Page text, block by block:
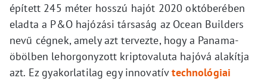
épített 245 méter hosszú hajót 2020 októberében
eladta a P&O hajózási társaság az Ocean Builders
nevű cégnek, amely azt tervezte, hogy a Panama-
öbölben lehorgonyzott kriptovaluta hajóvá alakítja
azt. Ez gyakorlatilag egy innovatívtechnológiai